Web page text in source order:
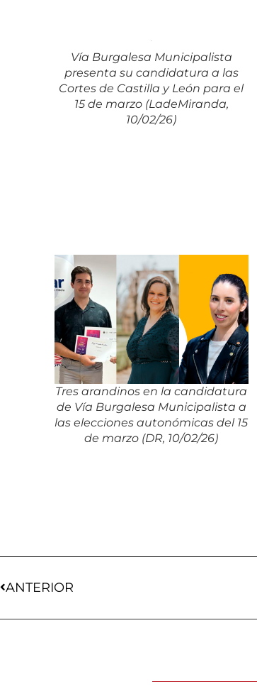
Vía Burgalesa Municipalista
presenta su candidatura a las
Cortes de Castilla y León para el
15 de marzo (LadeMiranda,
10/02/26)
Tres arandinos en la candidatura
de Vía Burgalesa Municipalista a
las elecciones autonómicas del 15
de marzo (DR, 10/02/26)
ANTERIOR